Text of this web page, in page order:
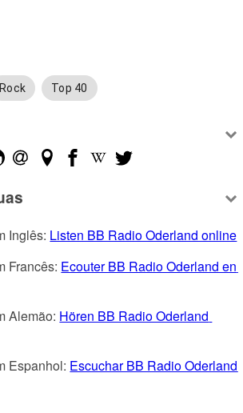
Rock Top 40
Inglês: Listen BB Radio Oderland online
Francês: Ecouter BB Radio Oderland en
Alemão: Hören BB Radio Oderland
Espanhol: Escuchar BB Radio Oderland